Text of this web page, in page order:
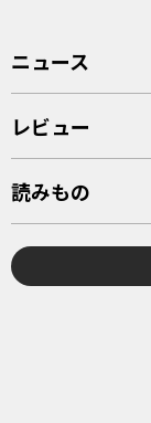
ニュース
レビュー
読みもの